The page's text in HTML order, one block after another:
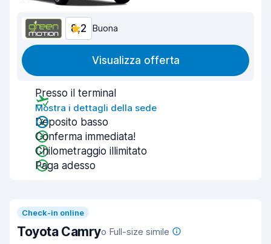
8,2 Buona
Visualizza offerta
Presso il terminal
Mostra i dettagli della sede
Deposito basso
Conferma immediata!
Chilometraggio illimitato
Paga adesso
Check-in online
Toyota Camryo Full-size simile